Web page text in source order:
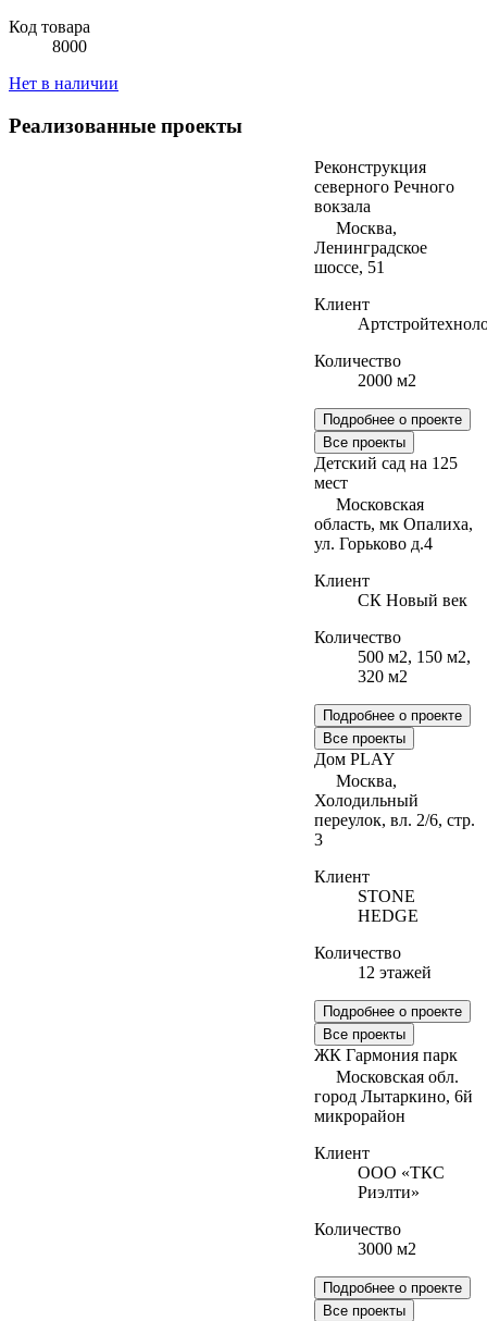
Код товара
8000
Нет в наличии
Реализованные проекты
Реконструкция
северного Речного
вокзала
Москва,
Ленинградское
шоссе, 51
Клиент
Количество
2000 м2
Подробнее о проекте
Все проекты
Детский сад на 125
мест
Московская
область, мк Опалиха,
ул. Горьково д.4
Клиент
СК Новый век
Количество
500 м2, 150 м2,
320 м2
Подробнее о проекте
Все проекты
Дом PLAY
Москва,
Холодильный
переулок, вл. 2/6, стр.
3
Клиент
STONE
HEDGE
Количество
12 этажей
Подробнее о проекте
Все проекты
ЖК Гармония парк
Московская обл.
город Лытаркино, 6й
микрорайон
Клиент
ООО «ТКС
Риэлти»
Количество
3000 м2
Подробнее о проекте
Все проекты